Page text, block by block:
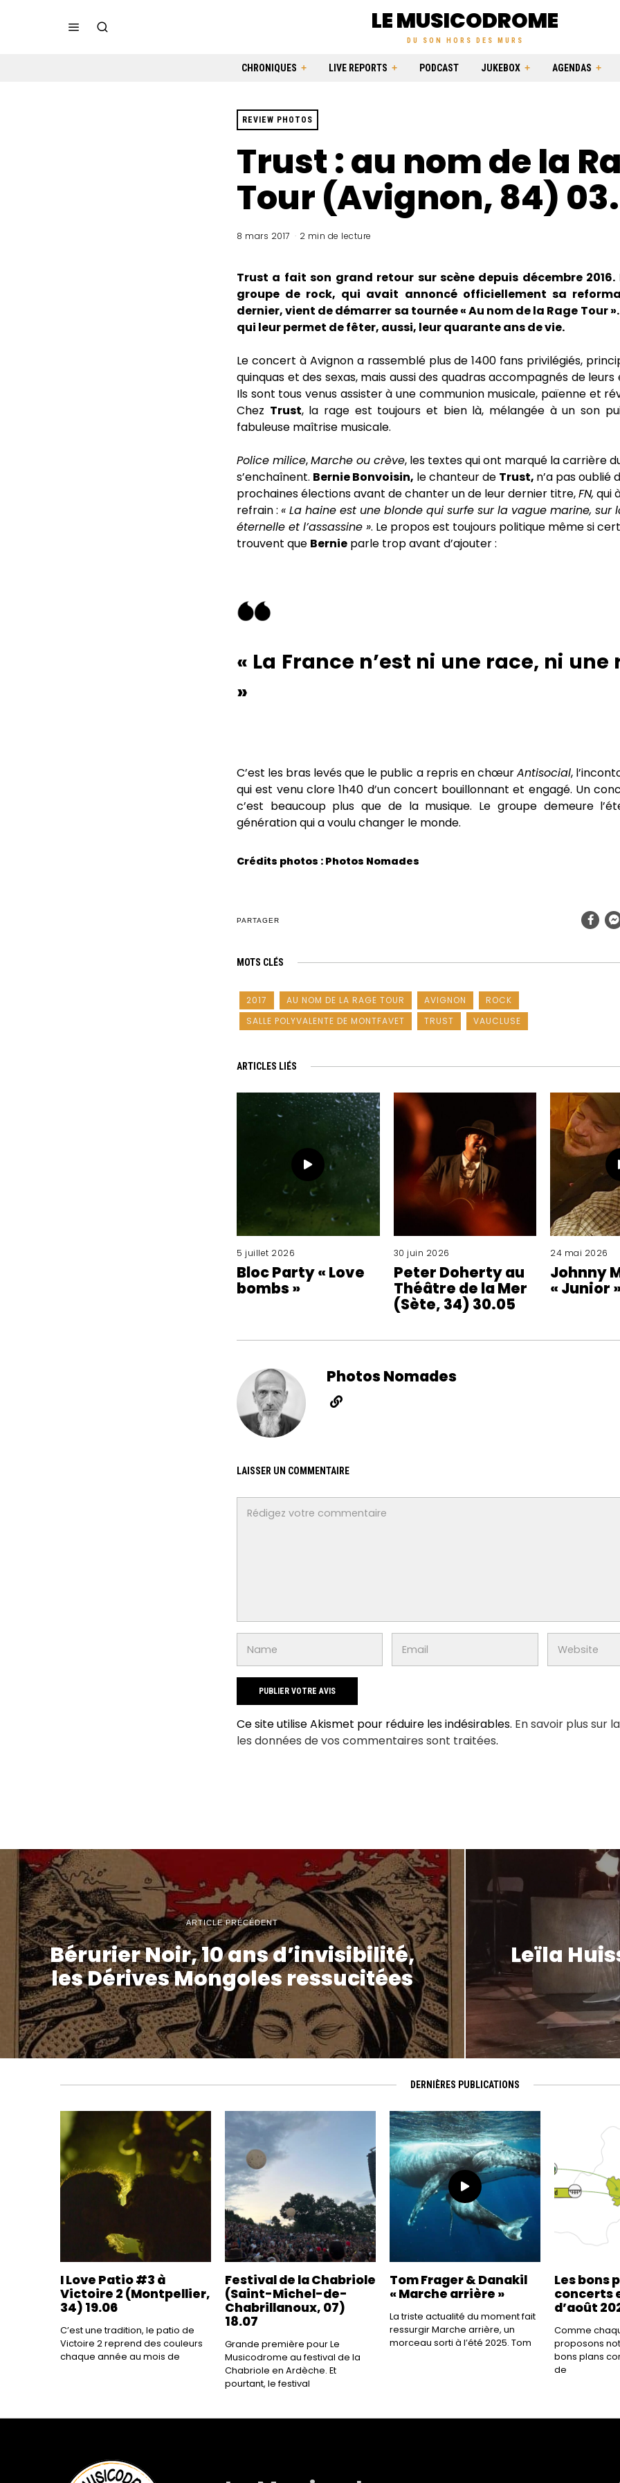
LE MUSICODROME
DU SON HORS DES MURS
CHRONIQUES LIVE REPORTS PODCAST JUKEBOX AGENDAS
REVIEW PHOTOS
Trust : au nom de la
Tour (Avignon, 84)
8 mars 2017 2 min de lecture
Trust a fait son grand retour sur scène depuis décembre 2016.
groupe de rock, qui avait annoncé officiellement sa
dernier, vient de démarrer sa tournée « Au nom de la Rage Tour
qui leur permet de fêter, aussi, leur quarante ans de vie.
Le concert à Avignon a rassemblé plus de 1400 fans privilégiés,
quinquas et des sexas, mais aussi des quadras accompagnés de leurs
Ils sont tous venus assister à une communion musicale, païenne et
Chez Trust, la rage est toujours et bien là, mélangée à un son
fabuleuse maîtrise musicale.
Police milice,Marche ou crève, les textes qui ont marqué la carrière
s’enchaînent. Bernie Bonvoisin, le chanteur de Trust, n’a pas oublié
prochaines élections avant de chanter un de leur dernier titre,FN, qui
refrain : « La haine est une blonde qui surfe sur la vague marine, sur
éternelle et l’assassine ». Le propos est toujours politique même si
trouvent que Bernie parle trop avant d’ajouter :
« La France n’est ni une race, ni une
»
C’est les bras levés que le public a repris en chœurAntisocial,
qui est venu clore 1h40 d’un concert bouillonnant et engagé. Un
c’est beaucoup plus que de la musique. Le groupe demeure
génération qui a voulu changer le monde.
Crédits photos : Photos Nomades
PARTAGER
MOTS CLÉS
2017 AU NOM DE LA RAGE TOUR AVIGNON
ROCK
SALLE POLYVALENTE DE MONTFAVET
TRUST VAUCLUSE
ARTICLES LIÉS
5 juillet 2026
Bloc Party « Love
bombs »
30 juin 2026
Peter Doherty au
Théâtre de la Mer
(Sète, 34) 30.05
24 mai 2026
Johnny
« Junior
Photos Nomades
LAISSER UN COMMENTAIRE
Ce site utilise Akismet pour réduire les indésirables. En savoir plus sur
les données de vos commentaires sont traitées.
ARTICLE PRÉCÉDENT
Bérurier Noir, 10 ans d’invisibilité,
les Dérives Mongoles ressucitées
Leïla
DERNIÈRES PUBLICATIONS
I Love Patio #3 à
Victoire 2 (Montpellier,
34) 19.06
C’est une tradition, le patio de
Victoire 2 reprend des couleurs
chaque année au mois de
Festival de la Chabriole
(Saint-Michel-de-
Chabrillanoux, 07)
18.07
Grande première pour Le
Musicodrome au festival de la
Chabriole en Ardèche. Et
pourtant, le festival
Tom Frager & Danakil
« Marche arrière »
La triste actualité du moment fait
ressurgir Marche arrière, un
morceau sorti à l’été 2025. Tom
Les bons
concerts
d’août
Comme
proposons
bons plans
de